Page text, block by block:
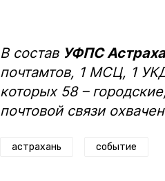
В состав УФПС
почтамтов, 1 МСЦ, 1
которых 58 –
почтовой связи
астрахань событие